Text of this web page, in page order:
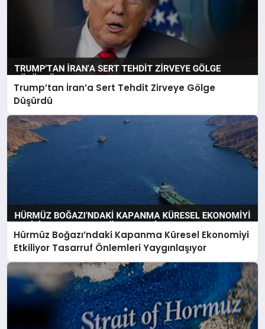
Trump’tan İran’a Sert Tehdit Zirveye Gölge
Düşürdü
Hürmüz Boğazı’ndaki Kapanma Küresel Ekonomiyi
Etkiliyor Tasarruf Önlemleri Yaygınlaşıyor